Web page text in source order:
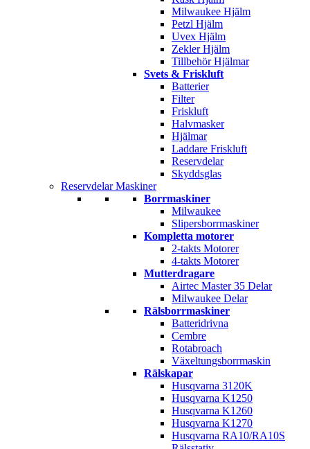
Milwaukee Hjälm
Petzl Hjälm
Uvex Hjälm
Zekler Hjälm
Tillbehör Hjälmar
Svets & Friskluft
Batterier
Filter
Friskluft
Halvmasker
Hjälmar
Laddare Friskluft
Reservdelar
Skyddsglas
Reservdelar Maskiner
Borrmaskiner
Milwaukee
Slipersborrmaskiner
Kompletta motorer
2-takts Motorer
4-takts Motorer
Mutterdragare
Airtec Master 35 Delar
Milwaukee Delar
Rälsborrmaskiner
Batteridrivna
Cembre
Rotabroach
Växeltungsborrmaskin
Rälskapar
Husqvarna 3120K
Husqvarna K1250
Husqvarna K1260
Husqvarna K1270
Husqvarna RA10/RA10S